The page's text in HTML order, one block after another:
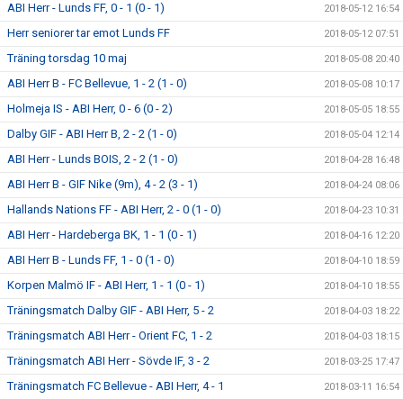
ABI Herr - Lunds FF, 0 - 1 (0 - 1) 2018-05-12 16:54
Herr seniorer tar emot Lunds FF 2018-05-12 07:51
Träning torsdag 10 maj 2018-05-08 20:40
ABI Herr B - FC Bellevue, 1 - 2 (1 - 0) 2018-05-08 10:17
Holmeja IS - ABI Herr, 0 - 6 (0 - 2) 2018-05-05 18:55
Dalby GIF - ABI Herr B, 2 - 2 (1 - 0) 2018-05-04 12:14
ABI Herr - Lunds BOIS, 2 - 2 (1 - 0) 2018-04-28 16:48
ABI Herr B - GIF Nike (9m), 4 - 2 (3 - 1) 2018-04-24 08:06
Hallands Nations FF - ABI Herr, 2 - 0 (1 - 0) 2018-04-23 10:31
ABI Herr - Hardeberga BK, 1 - 1 (0 - 1) 2018-04-16 12:20
ABI Herr B - Lunds FF, 1 - 0 (1 - 0) 2018-04-10 18:59
Korpen Malmö IF - ABI Herr, 1 - 1 (0 - 1) 2018-04-10 18:55
Träningsmatch Dalby GIF - ABI Herr, 5 - 2 2018-04-03 18:22
Träningsmatch ABI Herr - Orient FC, 1 - 2 2018-04-03 18:15
Träningsmatch ABI Herr - Sövde IF, 3 - 2 2018-03-25 17:47
Träningsmatch FC Bellevue - ABI Herr, 4 - 1 2018-03-11 16:54